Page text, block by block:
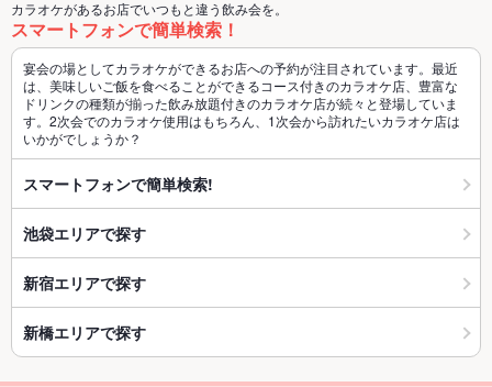
カラオケがあるお店でいつもと違う飲み会を。
スマートフォンで簡単検索！
宴会の場としてカラオケができるお店への予約が注目されています。最近
は、美味しいご飯を食べることができるコース付きのカラオケ店、豊富な
ドリンクの種類が揃った飲み放題付きのカラオケ店が続々と登場していま
す。2次会でのカラオケ使用はもちろん、1次会から訪れたいカラオケ店は
いかがでしょうか？
スマートフォンで簡単検索!
池袋エリアで探す
新宿エリアで探す
新橋エリアで探す